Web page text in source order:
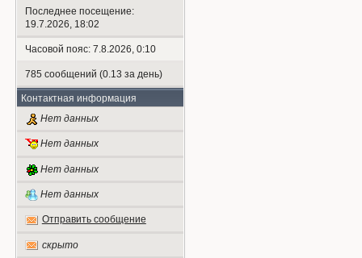
Последнее посещение:
19.7.2026, 18:02
Часовой пояс: 7.8.2026, 0:10
785 сообщений (0.13 за день)
Контактная информация
Нет данных
Нет данных
Нет данных
Нет данных
Отправить сообщение
скрыто